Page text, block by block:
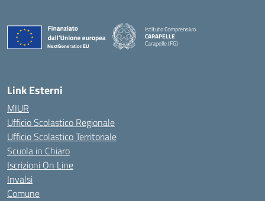
Istituto Comprensivo
CARAPELLE
Carapelle (FG)
— Visita la pagina iniziale della scuola
Link Esterni
MIUR
Ufficio Scolastico Regionale
Ufficio Scolastico Territoriale
Scuola in Chiaro
Iscrizioni On Line
Invalsi
Comune